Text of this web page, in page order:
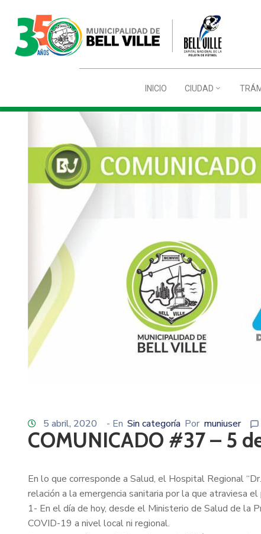
INICIO CIUDAD
5 abril, 2020 - En Sin categoría Por muniuser
COMUNICADO #37 – 5
En lo que corresponde a Salud, el Hospital Regional
relación a la emergencia sanitaria por la que atraviesa
1- En el día de hoy, desde el Ministerio de Salud de la
COVID-19 a nivel local ni regional.